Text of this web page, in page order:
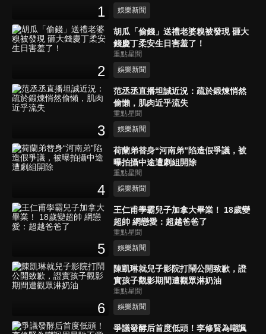
1
娛樂新聞
2
胡瓜「偷錢」送禮老婆糗被發現 砸大
錢慶丁柔安生日害羞了！
重點星聞
娛樂新聞
3
范丞丞直播坦誠近況：疏於鍛煉悄然
偷懶，肌肉近乎流失
重點星聞
娛樂新聞
4
荷蘭弟替身“河南弟”陷造假爭議，被
曝拍攝中途遭劇組開除
重點星聞
娛樂新聞
5
王仁甫學霸兒子加拿大畢業！ 18歲變
超帥 網戀愛：超越爸爸了
重點星聞
娛樂新聞
6
陳凱琳就兒子影院打鬧公開致歉，證
實孩子觀影期間遭觀眾淋奶油
重點星聞
娛樂新聞
爭議發酵后首度低頭！李修賢為嘲諷